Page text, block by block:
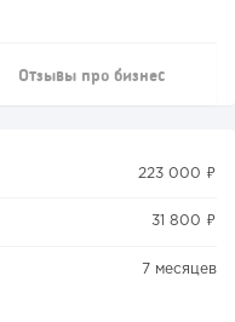
Отзывы про бизнес
223 000 ₽
31 800 ₽
7 месяцев